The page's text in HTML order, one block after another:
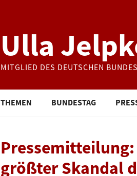
Ulla
MITGLIED DES DEUTSCHEN
THEMEN BUNDESTAG
größter Skandal